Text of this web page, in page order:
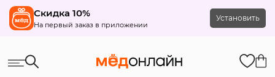
Скидка 10%
На первый заказ в приложении
Установить